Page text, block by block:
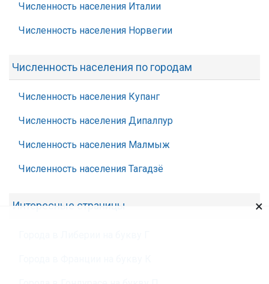
Численность населения Италии
Численность населения Норвегии
Численность населения по городам
Численность населения Купанг
Численность населения Дипалпур
Численность населения Малмыж
Численность населения Тагадзё
Интересные страницы ×